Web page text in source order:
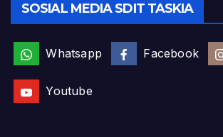
SOSIAL MEDIA SDIT TASKIA
Whatsapp Facebook
Youtube